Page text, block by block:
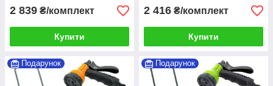
2 839 ₴/комплект
Купити
2 416 ₴/комплект
Купити
Подарунок Подарунок